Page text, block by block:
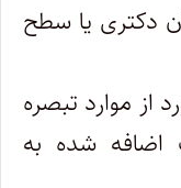
دکتری یا سطح
از موارد تبصره
اضافه شده به